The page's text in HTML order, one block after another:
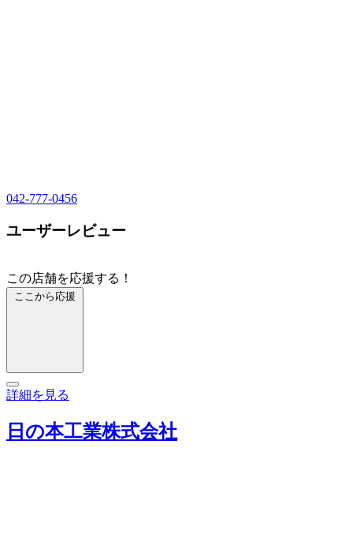
042-777-0456
ユーザーレビュー
この店舗を応援する！
ここから応援
詳細を見る
日の本工業株式会社